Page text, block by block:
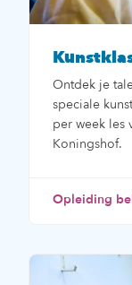
Ontdek je
speciale
per week les
Koningshof.
Opleiding